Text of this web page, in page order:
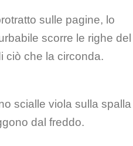
sulle pagine, lo
scorre le righe del
ciò che la circonda.
scialle viola sulla spalla
dal freddo.